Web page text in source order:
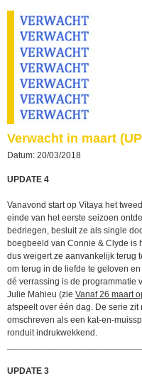
Verwacht in maart
Datum: 20/03/2018
UPDATE 4
Vanavond start op Vitaya het
einde van het eerste seizoen
bedriegen, besluit ze als single
boegbeeld van Connie & Clyde is
dus weigert ze aanvankelijk terug
om terug in de liefde te geloven
dé verrassing is de programmatie
Julie Mahieu (zie Vanaf 26 maart
afspeelt over één dag. De serie
omschreven als een kat-en-
ronduit indrukwekkend.
UPDATE 3